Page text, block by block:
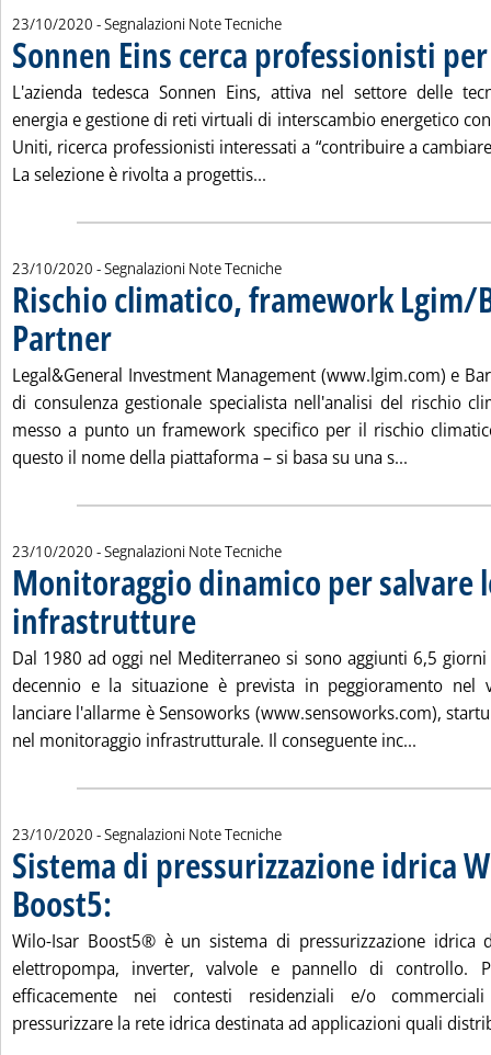
23/10/2020 - Segnalazioni Note Tecniche
Sonnen Eins cerca professionisti
. Pubblicata venerdì 23 ottobre 2020 alle 11.7.
L'azienda tedesca Sonnen Eins, attiva nel settore delle
energia e gestione di reti virtuali di interscambio energetico
Uniti, ricerca professionisti interessati a “contribuire a
La selezione è rivolta a progettis...
23/10/2020 - Segnalazioni Note Tecniche
Rischio climatico, framework Lgim/
Partner. Pubblicata venerdì 23 ottobre 2020 alle 11.6.
Legal&General Investment Management (www.lgim.com) e
di consulenza gestionale specialista nell'analisi del rischio
messo a punto un framework specifico per il rischio
questo il nome della piattaforma – si basa su una s...
23/10/2020 - Segnalazioni Note Tecniche
Monitoraggio dinamico per salvare
infrastrutture . Pubblicata venerdì 23 ottobre 2020 alle 11.6.
Dal 1980 ad oggi nel Mediterraneo si sono aggiunti 6,5
decennio e la situazione è prevista in peggioramento nel
lanciare l'allarme è Sensoworks (www.sensoworks.com),
nel monitoraggio infrastrutturale. Il conseguente inc...
23/10/2020 - Segnalazioni Note Tecniche
Sistema di pressurizzazione idrica
Boost5:
. Pubblicata venerdì 23 ottobre 2020 alle 11.6.
Wilo-Isar Boost5® è un sistema di pressurizzazione idrica
elettropompa, inverter, valvole e pannello di controllo.
efficacemente nei contesti residenziali e/o
pressurizzare la rete idrica destinata ad applicazioni quali